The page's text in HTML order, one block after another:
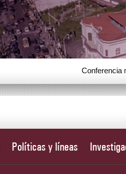
Conferencia
Políticas y líneas